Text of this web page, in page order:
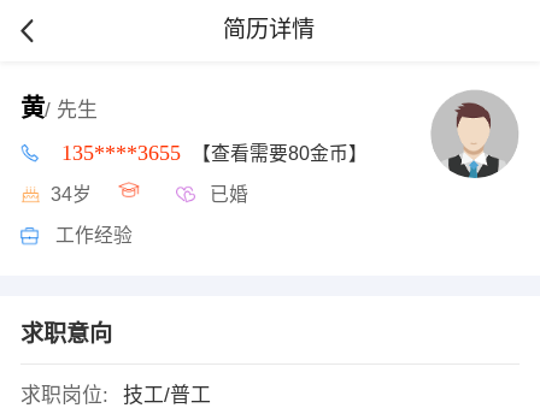
简历详情
黄/ 先生
135****3655 【查看需要80金币】
34岁 已婚
工作经验
求职意向
求职岗位:
技工/普工